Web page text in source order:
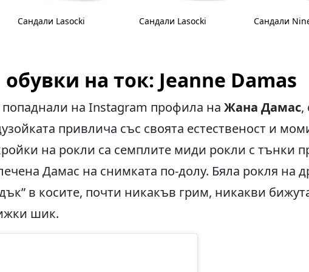
Сандали Lasocki Сандали Lasocki Сандали
на ток: Jeanne Damas
на Instagram профила на Жана Дамас,
привлича със своята естественост и
на рокли са семплите миди рокли с тънки
Дамас на снимката по-долу. Бяла рокля на
в косите, почти никакъв грим, никакви
шик.